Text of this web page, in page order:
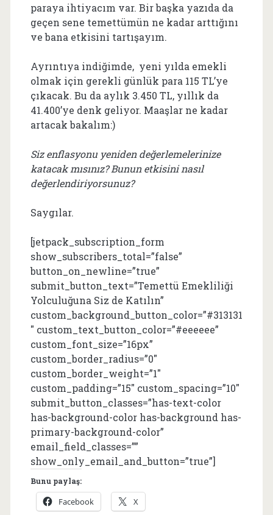
paraya ihtiyacım var. Bir başka yazıda da
geçen sene temettümün ne kadar arttığını
ve bana etkisini tartışayım.
Ayrıntıya indiğimde, yeni yılda emekli
olmak için gerekli günlük para 115 TL’ye
çıkacak. Bu da aylık 3.450 TL, yıllık da
41.400’ye denk geliyor. Maaşlar ne kadar
artacak bakalım:)
Siz enflasyonu yeniden değerlemelerinize
katacak mısınız? Bunun etkisini nasıl
değerlendiriyorsunuz?
Saygılar.
[jetpack_subscription_form
show_subscribers_total=”false”
button_on_newline=”true”
submit_button_text=”Temettü Emekliliği
Yolculuğuna Siz de Katılın”
custom_background_button_color=”#313131
″ custom_text_button_color=”#eeeeee”
custom_font_size=”16px”
custom_border_radius=”0″
custom_border_weight=”1″
custom_padding=”15″ custom_spacing=”10″
submit_button_classes=”has-text-color
has-background-color has-background has-
primary-background-color”
email_field_classes=””
show_only_email_and_button=”true”]
Bunu paylaş:
Facebook X